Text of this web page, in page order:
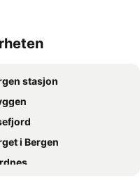
stasjon
i Bergen